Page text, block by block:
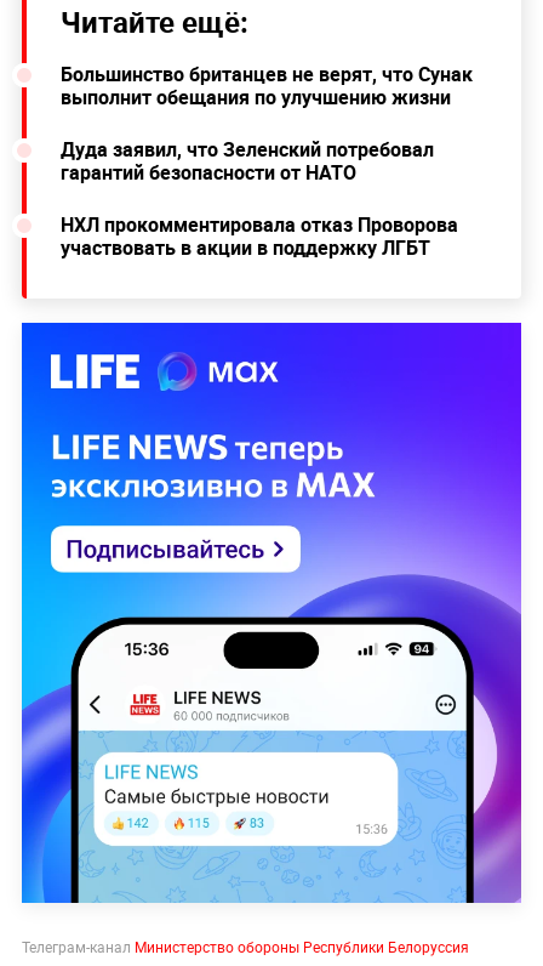
Читайте ещё:
Большинство британцев не верят, что Сунак
выполнит обещания по улучшению жизни
Дуда заявил, что Зеленский потребовал
гарантий безопасности от НАТО
НХЛ прокомментировала отказ Проворова
участвовать в акции в поддержку ЛГБТ
Телеграм-канал Министерство обороны Республики Белоруссия